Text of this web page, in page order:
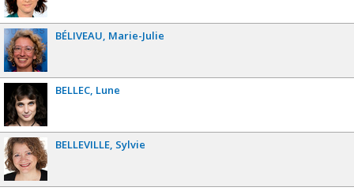
BÉLIVEAU Marie-Julie
BELLEC Lune
BELLEVILLE Sylvie